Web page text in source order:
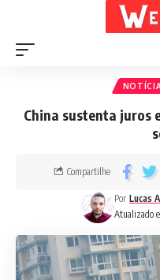
China sustenta juros
Atualizado
Por Lucas
Compartilhe